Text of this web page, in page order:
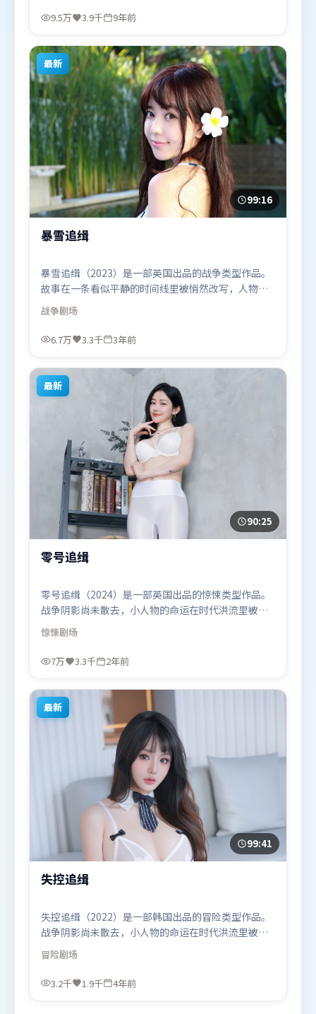
联袂出演。影片于2017年2月25日（泰国）在部分地
9.5万 3.9千 9年前
最新
99:16
暴雪追缉
暴雪追缉（2023）是一部英国出品的战争类型作品。
故事在一条看似平静的时间线里被悄然改写，人物被
迫直面过去与现在的撕裂。摄影与美术共同营造出强
烈地域气质，增强沉浸感。由许鞍华执导，白宇、谭
卓、迪皮卡·帕度柯妮，张家辉等联袂出演。影片于
欢战争题材的观众观看。
战争剧场
6.7万 3.3千 3年前
最新
90:25
零号追缉
零号追缉（2024）是一部英国出品的惊悚类型作品。
战争阴影尚未散去，小人物的命运在时代洪流里被轻
轻托起又放下。动作场面设计讲究空间与节奏，文戏
部分同样扎实耐嚼。由杜琪峰执导，赵丽颖、易烊千
玺、杨紫，阿米尔·汗等联袂出演。影片于2024年4
题材的观众观看。
惊悚剧场
7万 3.3千 2年前
最新
99:41
失控追缉
失控追缉（2022）是一部韩国出品的冒险类型作品。
战争阴影尚未散去，小人物的命运在时代洪流里被轻
轻托起又放下。动作场面设计讲究空间与节奏，文戏
部分同样扎实耐嚼。由杜琪峰执导，黄渤、艾米莉·
布朗特、李政宰，长泽雅美等联袂出演。影片于2022
冒险剧场
3.2千 1.9千 4年前